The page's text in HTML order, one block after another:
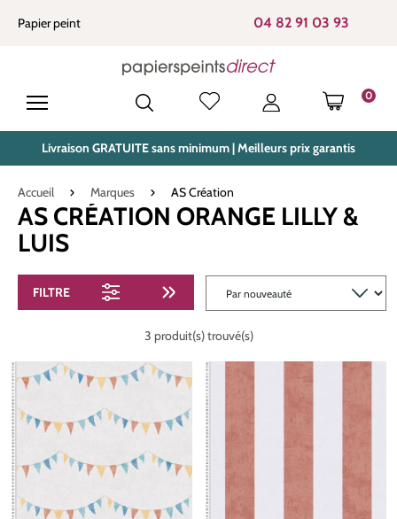
principal
Papier peint 04 82 91 03 93
0
LE
Livraison GRATUITE sans minimum | Meilleurs prix garantis
Accueil Marques AS Création
AS CRÉATION ORANGE LILLY &
LUIS
FILTRE
3 produit(s) trouvé(s)